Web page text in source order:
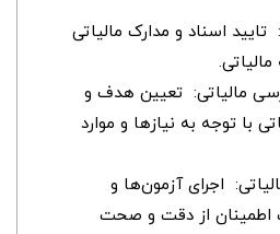
اسناد و مدارک مالیاتی
مالیاتی.
مالیاتی: تعیین هدف و
با توجه به نیازها و موارد
اجرای آزمون‌ها و
اطمینان از دقت و صحت